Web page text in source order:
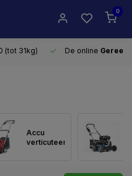
0
(tot 31kg) De online
Accu
verticuteermachine